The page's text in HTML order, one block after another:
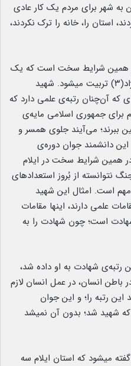
به شهر برای مردم یک کار عادی
استان را، خانه را ترک نکردند،
در همین شرایط سخت است که یک
نخبه‌ی نابغه‌ای مثل شهید رضایی‌نژاد(۳) تربیت میشود. شهید
که آن‌چنان رتبه‌ی علمی دارد که
جمهوری اسلامی مایه‌ی
ببرند؛ می‌آیند جلوی همسر و
دانشمند جوان دوره‌ی
همین شرایط سخت در ایلام
نتوانسته از بُروز استعدادهای
است. امثال این شهید
علمی دارند، اینها مقامات
است؛ چون شهادت را به
شهادت به او داده شد،
انسان، در عمل انسان لازم
رتبه را؛ و این جوان
شهید شد؛ بدون آن نمیشد
میشود که استان ایلام سه